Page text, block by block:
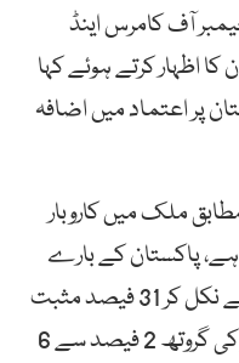
آف کامرس اینڈ
کا اظہار کرتے ہوئے کہا
پر اعتماد میں اضافہ
ملک میں کاروبار
پاکستان کے بارے
میں عالمی سوچ منفی 10 فیصد سے نکل کر 31 فیصد مثبت
پر آگئی ہے، مینو فیکچرنگ سیکٹر کی گروتھ 2 فیصد سے 6